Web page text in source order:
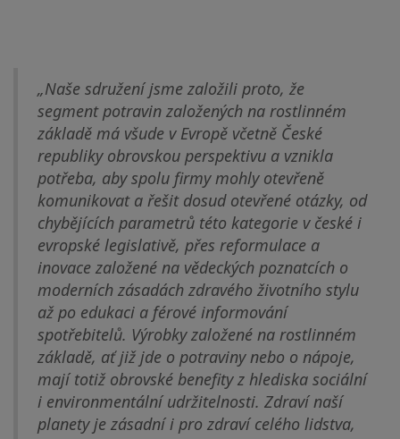
„Naše sdružení jsme založili proto, že
segment potravin založených na rostlinném
základě má všude v Evropě včetně České
republiky obrovskou perspektivu a vznikla
potřeba, aby spolu firmy mohly otevřeně
komunikovat a řešit dosud otevřené otázky, od
chybějících parametrů této kategorie v české i
evropské legislativě, přes reformulace a
inovace založené na vědeckých poznatcích o
moderních zásadách zdravého životního stylu
až po edukaci a férové informování
spotřebitelů. Výrobky založené na rostlinném
základě, ať již jde o potraviny nebo o nápoje,
mají totiž obrovské benefity z hlediska sociální
i environmentální udržitelnosti. Zdraví naší
planety je zásadní i pro zdraví celého lidstva,